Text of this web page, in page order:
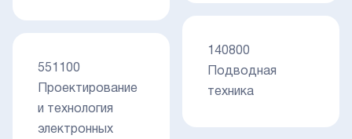
551100
Проектирование
и технология
электронных
140800
Подводная
техника